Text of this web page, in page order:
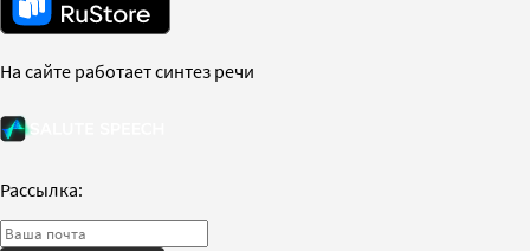
На сайте работает синтез речи
Рассылка: